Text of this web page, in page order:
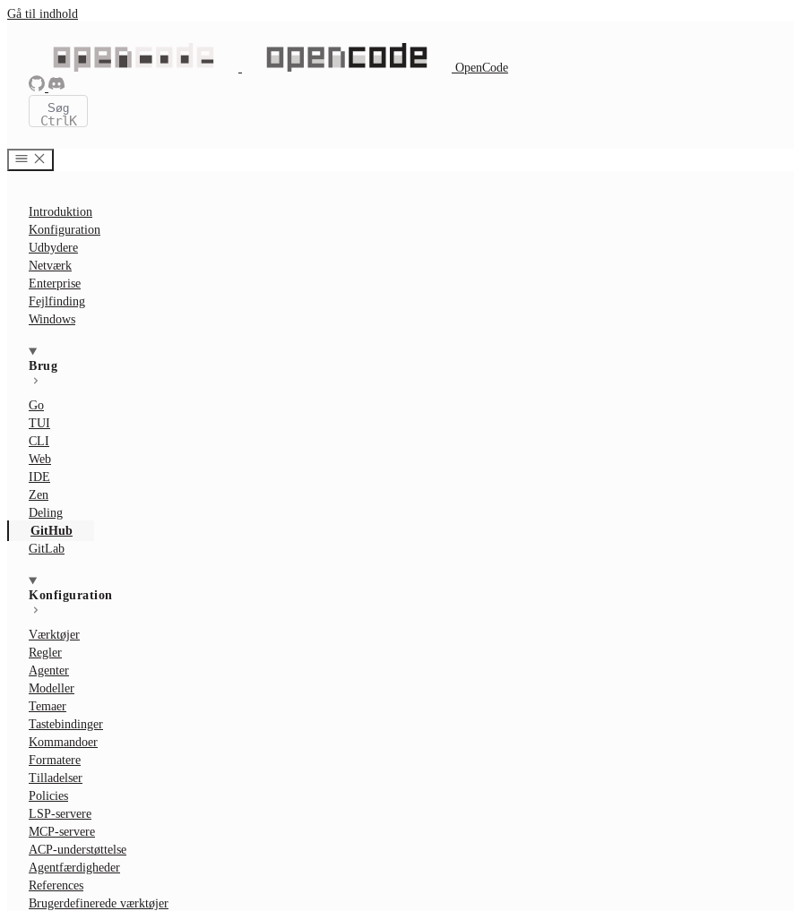
Gå til indhold
OpenCode
Søg
CtrlK
Introduktion
Konfiguration
Udbydere
Netværk
Enterprise
Fejlfinding
Windows
Brug
Go
TUI
CLI
Web
IDE
Zen
Deling
GitHub
GitLab
Konfiguration
Værktøjer
Regler
Agenter
Modeller
Temaer
Tastebindinger
Kommandoer
Formatere
Tilladelser
Policies
LSP-servere
MCP-servere
ACP-understøttelse
Agentfærdigheder
References
Brugerdefinerede værktøjer